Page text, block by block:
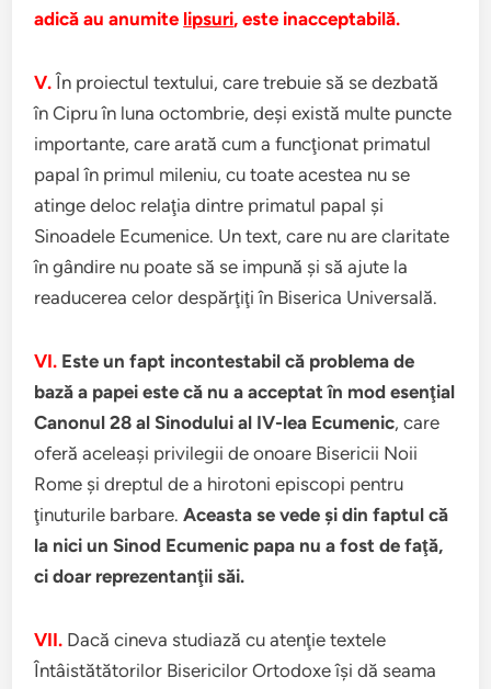
adică au anumite lipsuri, este inacceptabilă.
V. În proiectul textului, care trebuie să se dezbată
în Cipru în luna octombrie, deşi există multe puncte
importante, care arată cum a funcţionat primatul
papal în primul mileniu, cu toate acestea nu se
atinge deloc relaţia dintre primatul papal şi
Sinoadele Ecumenice. Un text, care nu are claritate
în gândire nu poate să se impună şi să ajute la
readucerea celor despărţiţi în Biserica Universală.
VI. Este un fapt incontestabil că problema de
bază a papei este că nu a acceptat în mod esenţial
Canonul 28 al Sinodului al IV-lea Ecumenic, care
oferă aceleaşi privilegii de onoare Bisericii Noii
Rome şi dreptul de a hirotoni episcopi pentru
ţinuturile barbare.Aceasta se vede şi din faptul că
la nici un Sinod Ecumenic papa nu a fost de faţă,
ci doar reprezentanţii săi.
VII. Dacă cineva studiază cu atenţie textele
Întâistătătorilor Bisericilor Ortodoxe îşi dă seama